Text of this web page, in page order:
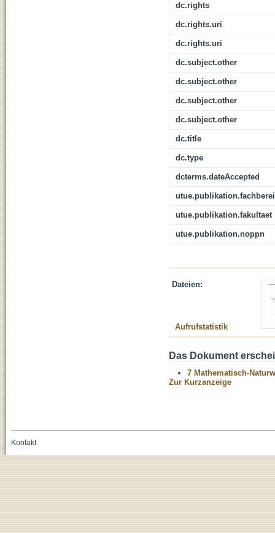
dc.rights
dc.rights.uri
dc.rights.uri
dc.subject.other
dc.subject.other
dc.subject.other
dc.subject.other
dc.title
dc.type
dcterms.dateAccepted
utue.publikation.fakultaet
utue.publikation.noppn
Dateien:
Aufrufstatistik
Das Dokument
7 Mathematisch-
Zur Kurzanzeige
Kontakt